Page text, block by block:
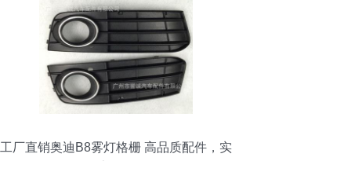
工厂直销奥迪B8雾灯格栅 高品质配件，实